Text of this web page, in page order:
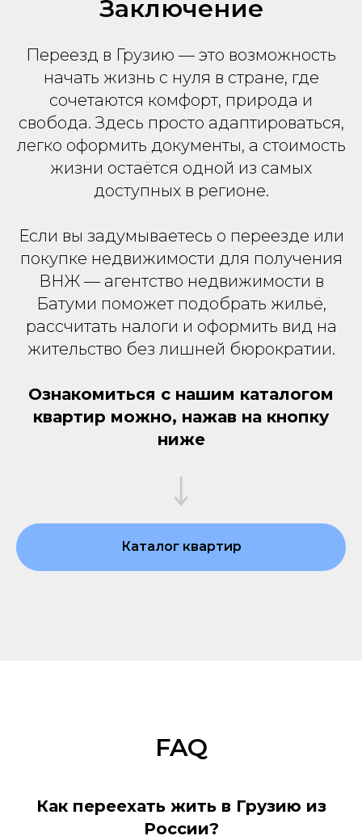
Заключение
Переезд в Грузию — это возможность
начать жизнь с нуля в стране, где
сочетаются комфорт, природа и
свобода. Здесь просто адаптироваться,
легко оформить документы, а стоимость
жизни остаётся одной из самых
доступных в регионе.
Если вы задумываетесь о переезде или
покупке недвижимости для получения
ВНЖ — агентство недвижимости в
Батуми поможет подобрать жильё,
рассчитать налоги и оформить вид на
жительство без лишней бюрократии.
Ознакомиться с нашим каталогом
квартир можно, нажав на кнопку
ниже
Каталог квартир
FAQ
Как переехать жить в Грузию из
России?